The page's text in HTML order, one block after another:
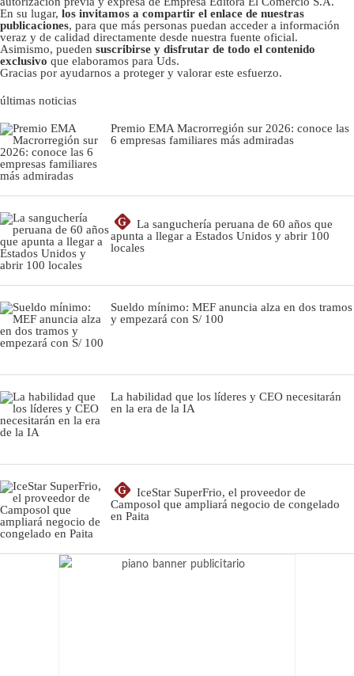
En su lugar, los invitamos a compartir el enlace de nuestras
publicaciones, para que más personas puedan acceder a información
veraz y de calidad directamente desde nuestra fuente oficial.
Asimismo, pueden suscribirse y disfrutar de todo el contenido
exclusivo que elaboramos para Uds.
Gracias por ayudarnos a proteger y valorar este esfuerzo.
últimas noticias
Premio EMA Macrorregión sur 2026: conoce las
6 empresas familiares más admiradas
G
La sanguchería peruana de 60 años que
apunta a llegar a Estados Unidos y abrir 100
locales
Sueldo mínimo: MEF anuncia alza en dos tramos
y empezará con S/ 100
La habilidad que los líderes y CEO necesitarán
en la era de la IA
G
IceStar SuperFrio, el proveedor de
Camposol que ampliará negocio de congelado
en Paita